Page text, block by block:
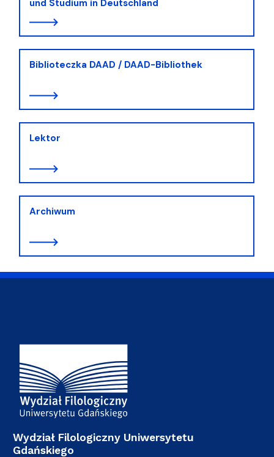
und Studium in Deutschland
Biblioteczka DAAD / DAAD-Bibliothek
Lektor
Archiwum
Adres Wydziału
Wydział Filologiczny Uniwersytetu
Gdańskiego